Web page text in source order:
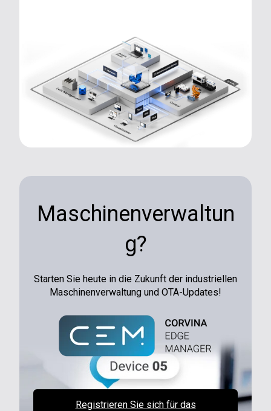
Maschinenverwaltun
g?
Starten Sie heute in die Zukunft der industriellen
Maschinenverwaltung und OTA-Updates!
Registrieren Sie sich für das